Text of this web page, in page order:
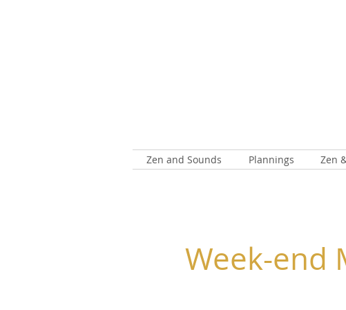
Zen and Sounds Plannings Zen
Week-end